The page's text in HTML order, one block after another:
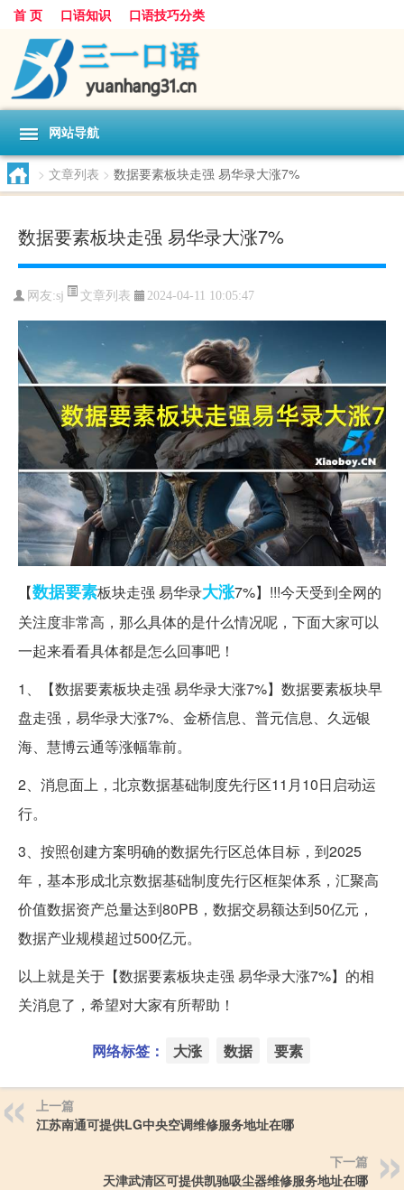
首 页 口语知识 口语技巧分类
网站导航
> 文章列表 > 数据要素板块走强 易华录大涨7%
数据要素板块走强 易华录大涨7%
网友:sj 文章列表 2024-04-11 10:05:47
【数据要素板块走强 易华录大涨7%】!!!今天受到全网的
关注度非常高，那么具体的是什么情况呢，下面大家可以
一起来看看具体都是怎么回事吧！
1、【数据要素板块走强 易华录大涨7%】数据要素板块早
盘走强，易华录大涨7%、金桥信息、普元信息、久远银
海、慧博云通等涨幅靠前。
2、消息面上，北京数据基础制度先行区11月10日启动运
行。
3、按照创建方案明确的数据先行区总体目标，到2025
年，基本形成北京数据基础制度先行区框架体系，汇聚高
价值数据资产总量达到80PB，数据交易额达到50亿元，
数据产业规模超过500亿元。
以上就是关于【数据要素板块走强 易华录大涨7%】的相
关消息了，希望对大家有所帮助！
网络标签： 大涨 数据 要素
上一篇
江苏南通可提供LG中央空调维修服务地址在哪
下一篇
天津武清区可提供凯驰吸尘器维修服务地址在哪